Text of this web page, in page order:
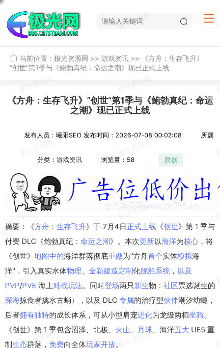
当前位置： 极光资源网 >> 游戏资讯 >>
《方舟：生存飞升》
“创世”第1季与《鲍勃真纪：命运之潮》现已正式上线
《方舟：生存飞升》“创世”第1季与《鲍勃真纪：命运
之潮》现已正式上线
发布人员：曦阳SEO 发布时间：2026-07-08 00:02:08 所属
分类： 游戏资讯 浏览量：58 原创
摘要：《方舟 ： 生存飞升》于 7月4日正式 上线 《创世》第 1 季与
付费 DLC《鲍勃真纪： 命运之潮》。本次更新以海洋为核心 ，将
《创世》 地图中的海洋群落彻底重做为"方舟首个实体模拟海
洋"，引入真实水体物理 全新建造定制化舰船系统 ， 以及
PVP/PVE 海上对战玩法。同时登场两只 新生物： 社区票选诞生的
深海掠食者擒水古蛸） ，以及 DLC 专属的治疗型伙伴潮汐幼螈，
后者拥有独特的成长体系，可从小型肩宠进化为龙级两栖坐骑。
《创世》第 1 季包含沼泽、北极、 火山 月球 、海洋五大 UE5 重
制生态群落， 免费向全体玩家开放。